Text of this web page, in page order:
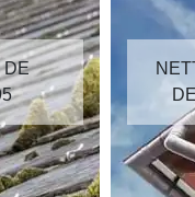
ET POSE
95